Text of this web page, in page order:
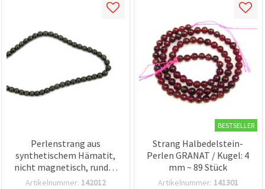
Perlenstrang aus
synthetischem Hämatit,
nicht magnetisch, rund, 5
mm, poliert, dunkles
Artikelnummer: 142012
BESTSELLER
Strang Halbedelstein-
Perlen GRANAT / Kugel: 4
mm ~ 89 Stück
Artikelnummer: 141301